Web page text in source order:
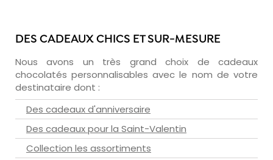
DES CADEAUX CHICS ET SUR-MESURE
Nous avons un très grand choix de cadeaux
chocolatés personnalisables avec le nom de votre
destinataire dont :
Des cadeaux d'anniversaire
Des cadeaux pour la Saint-Valentin
Collection les assortiments